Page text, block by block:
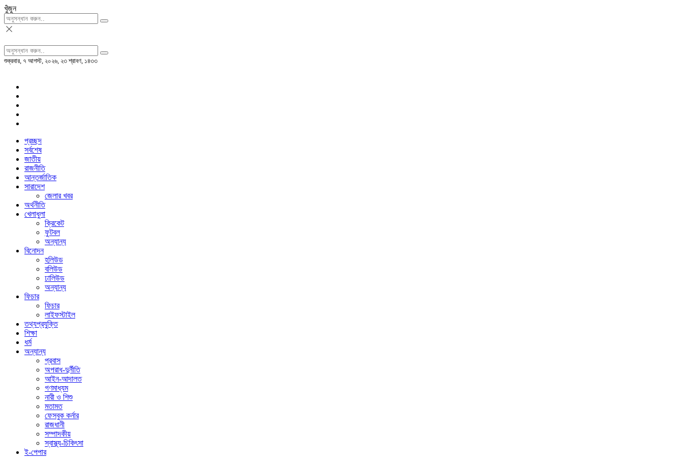
খুঁজুন
শুক্রবার, ৭ আগস্ট, ২০২৬, ২৩ শ্রাবণ, ১৪৩৩
প্রচ্ছদ
সর্বশেষ
জাতীয়
রাজনীতি
আন্তর্জাতিক
সারাদেশ
জেলার খবর
অর্থনীতি
খেলাধুলা
ক্রিকেট
ফুটবল
অন্যান্য
বিনোদন
হলিউড
বলিউড
ঢালিউড
অন্যান্য
ফিচার
ফিচার
লাইফস্টাইল
তথ্যপ্রযুক্তি
শিক্ষা
ধর্ম
অন্যান্য
প্রবাস
অপরাধ-দুর্নীতি
আইন-আদালত
গণমাধ্যম
নারী ও শিশু
মতামত
ফেসবুক কর্নার
রাজধানী
সম্পাদকীয়
স্বাস্থ্য-চিকিৎসা
ই-পেপার